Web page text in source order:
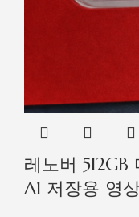
레노버
A1 저장용 영